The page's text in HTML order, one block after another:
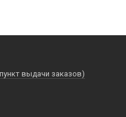
выдачи заказов)